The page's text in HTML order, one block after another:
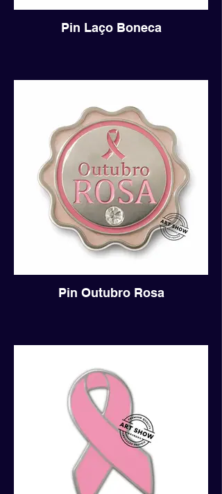
Pin Laço Boneca
Pin Outubro Rosa